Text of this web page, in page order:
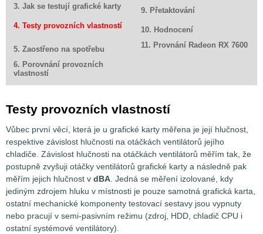
3. Jak se testují grafické karty
9. Přetaktování
4. Testy provozních vlastností
10. Hodnocení
5. Zaostřeno na spotřebu 11. Provnání Radeon RX 7600
6. Porovnání provozních
vlastností
Testy provozních vlastností
Vůbec první věcí, která je u grafické karty měřena je její hlučnost,
respektive závislost hlučnosti na otáčkách ventilátorů jejího
chladiče. Závislost hlučnosti na otáčkách ventilátorů měřím tak, že
postupně zvyšuji otáčky ventilátorů grafické karty a následně pak
měřím jejich hlučnost v dBA. Jedná se měření izolované, kdy
jediným zdrojem hluku v místnosti je pouze samotná grafická karta,
ostatní mechanické komponenty testovací sestavy jsou vypnuty
nebo pracují v semi-pasivním režimu (zdroj, HDD, chladič CPU i
ostatní systémové ventilátory).